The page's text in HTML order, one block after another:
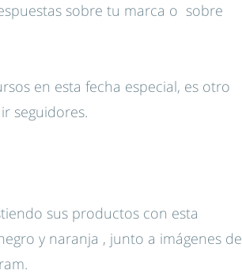
sobre tu marca o sobre
en esta fecha especial, es otro
seguidores.
sus productos con esta
y naranja , junto a imágenes de